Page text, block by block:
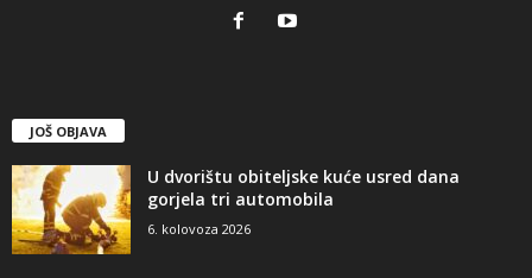
JOŠ OBJAVA
U dvorištu obiteljske kuće usred dana
gorjela tri automobila
6. kolovoza 2026